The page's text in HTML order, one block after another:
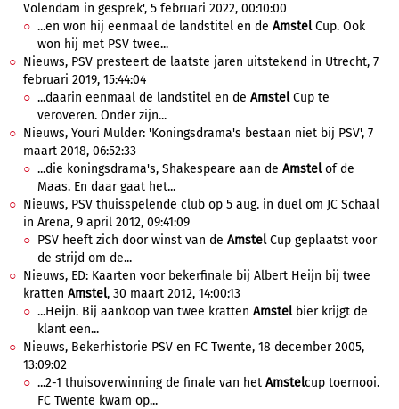
Volendam in gesprek', 5 februari 2022, 00:10:00
...en won hij eenmaal de landstitel en de AmstelCup. Ook
won hij met PSV twee...
Nieuws, PSV presteert de laatste jaren uitstekend in Utrecht, 7
februari 2019, 15:44:04
...daarin eenmaal de landstitel en de AmstelCup te
veroveren. Onder zijn...
Nieuws, Youri Mulder: 'Koningsdrama's bestaan niet bij PSV', 7
maart 2018, 06:52:33
...die koningsdrama's, Shakespeare aan de Amstelof de
Maas. En daar gaat het...
Nieuws, PSV thuisspelende club op 5 aug. in duel om JC Schaal
in Arena, 9 april 2012, 09:41:09
PSV heeft zich door winst van de AmstelCup geplaatst voor
de strijd om de...
Nieuws, ED: Kaarten voor bekerfinale bij Albert Heijn bij twee
kratten Amstel, 30 maart 2012, 14:00:13
...Heijn. Bij aankoop van twee kratten Amstelbier krijgt de
klant een...
Nieuws, Bekerhistorie PSV en FC Twente, 18 december 2005,
13:09:02
...2-1 thuisoverwinning de finale van het Amstelcup toernooi.
FC Twente kwam op...